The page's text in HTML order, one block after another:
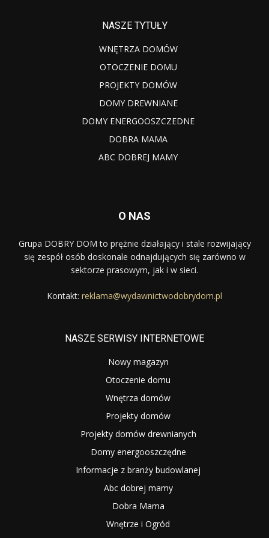
NASZE TYTUŁY
WNĘTRZA DOMÓW
OTOCZENIE DOMU
PROJEKTY DOMÓW
DOMY DREWNIANE
DOMY ENERGOOSZCZEDNE
DOBRA MAMA
ABC DOBREJ MAMY
O NAS
Grupa DOBRY DOM to prężnie działający i stale rozwijający
się zespół osób doskonale odnajdujących się zarówno w
sektorze prasowym, jak i w sieci.
Kontakt: reklama@wydawnictwodobrydom.pl
NASZE SERWISY INTERNETOWE
Nowy magazyn
Otoczenie domu
Wnętrza domów
Projekty domów
Projekty domów drewnianych
Domy energooszczędne
Informacje z branży budowlanej
Abc dobrej mamy
Dobra Mama
Wnętrze i Ogród